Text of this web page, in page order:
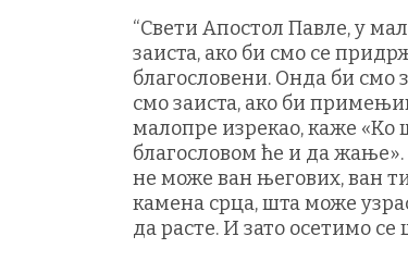
“Свети Апостол Павле, у
заиста, ако би смо се
благословени. Онда би смо
смо заиста, ако би
малопре изрекао, каже «Ко
благословом ће и да жање».
не може ван његових, ван
камена срца, шта може
да расте. И зато осетимо